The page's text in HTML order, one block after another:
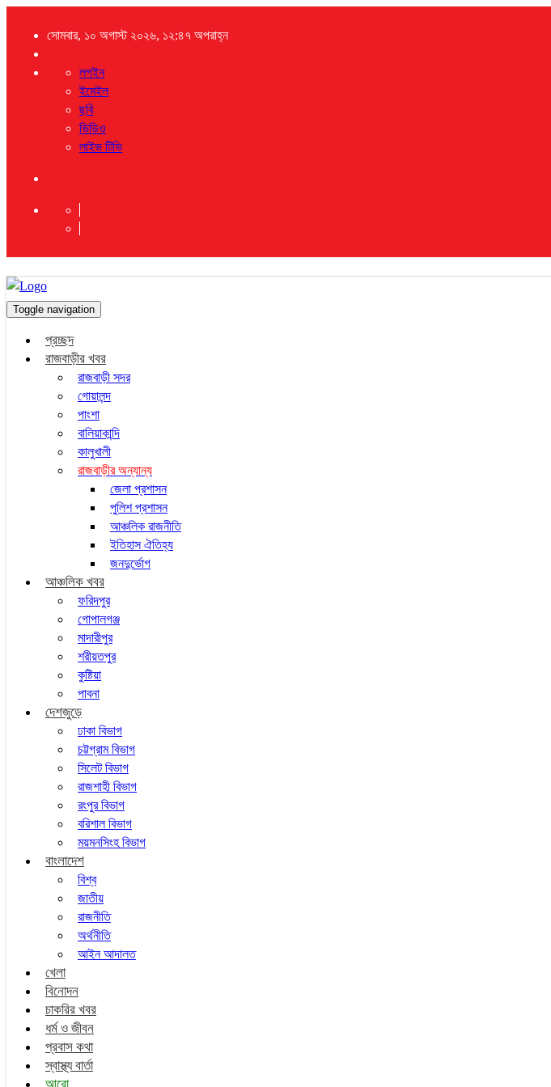
সোমবার, ১০ অগাস্ট ২০২৬, ১২:৪৭ অপরাহ্ন
লগইন
ইমেইল
ছবি
ভিডিও
লাইভ টিভি
Toggle navigation
প্রচ্ছদ
রাজবাড়ীর খবর
রাজবাড়ী সদর
গোয়ালন্দ
পাংশা
বালিয়াকান্দি
কালুখালী
রাজবাড়ীর অন্যান্য
জেলা প্রশাসন
পুলিশ প্রশাসন
আঞ্চলিক রাজনীতি
ইতিহাস ঐতিহ্য
জনদুর্ভোগ
আঞ্চলিক খবর
ফরিদপুর
গোপালগঞ্জ
মাদারীপুর
শরীয়তপুর
কুষ্টিয়া
পাবনা
দেশজুড়ে
ঢাকা বিভাগ
চট্টগ্রাম বিভাগ
সিলেট বিভাগ
রাজশাহী বিভাগ
রংপুর বিভাগ
বরিশাল বিভাগ
ময়মনসিংহ বিভাগ
বাংলাদেশ
বিশ্ব
জাতীয়
রাজনীতি
অর্থনীতি
আইন আদালত
খেলা
বিনোদন
চাকরির খবর
ধর্ম ও জীবন
প্রবাস কথা
স্বাস্থ্য বার্তা